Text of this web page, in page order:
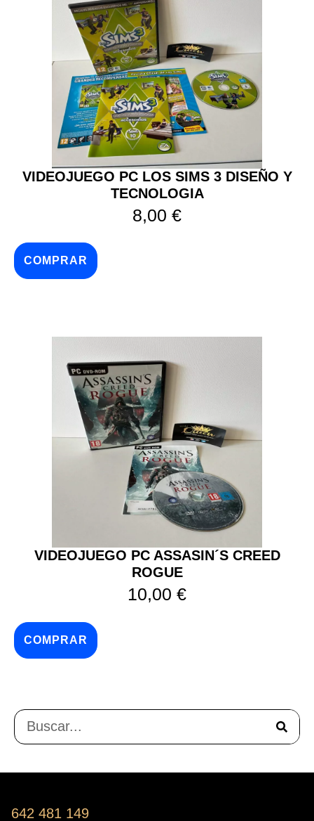
VIDEOJUEGO PC LOS SIMS 3 DISEÑO Y
TECNOLOGIA
8,00 €
COMPRAR
VIDEOJUEGO PC ASSASIN´S CREED
ROGUE
10,00 €
COMPRAR
642 481 149